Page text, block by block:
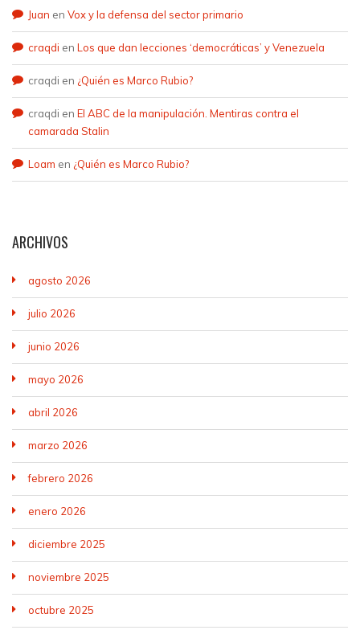
Juan en Vox y la defensa del sector primario
craqdi en Los que dan lecciones ‘democráticas’ y Venezuela
craqdi en ¿Quién es Marco Rubio?
craqdi en El ABC de la manipulación. Mentiras contra el
camarada Stalin
Loam en ¿Quién es Marco Rubio?
ARCHIVOS
agosto 2026
julio 2026
junio 2026
mayo 2026
abril 2026
marzo 2026
febrero 2026
enero 2026
diciembre 2025
noviembre 2025
octubre 2025